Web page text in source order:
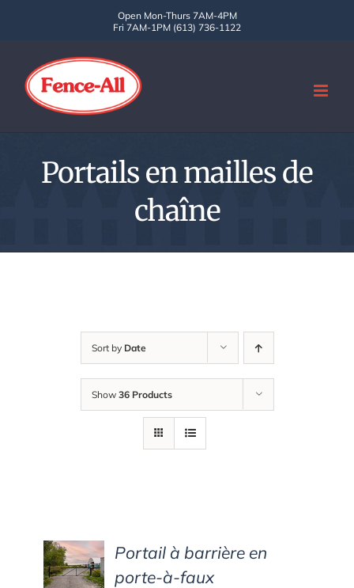
Open Mon-Thurs 7AM-4PM
Fri 7AM-1PM (613) 736-1122
Portails en mailles de
chaîne
Sort by Date
Show 36 Products
DETAILS
Portail à barrière en
porte-à-faux